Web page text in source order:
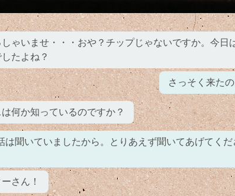
しゃいませ・・・おや？チップじゃないですか。今日
たよね？
さっそく来た
は何か知っているのですか？
は聞いていましたから。とりあえず聞いてあげてくだ
さん！